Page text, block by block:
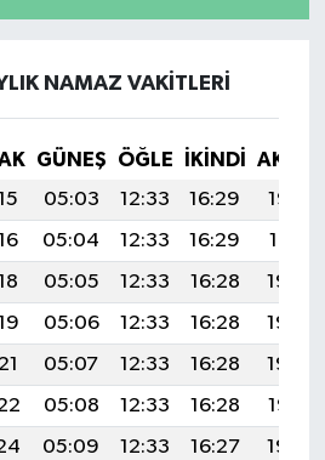
NAMAZ VAKITLERI
GÜNEŞ ÖĞLE İKINDI
05:03 12:33 16:29
19:52
05:04 12:33 16:29
19:51
05:05 12:33 16:28
19:50
05:06 12:33 16:28
19:49
05:07 12:33 16:28
19:48
05:08 12:33 16:28
19:47
05:09 12:33 16:27
19:46